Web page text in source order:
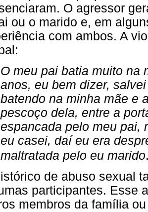
O agressor
ou o marido e, em
com ambos. A
O meu pai batia muito na
anos, eu bem dizer,
batendo na minha mãe e
pescoço dela, entre a
espancada pelo meu pai,
eu casei, daí eu era
maltratada pelo eu marido
de abuso sexual
participantes. Esse
membros da família